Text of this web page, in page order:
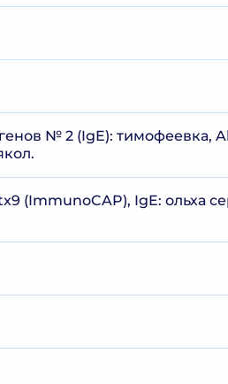
№ 2 (IgE): тимофеевка,
(ImmunoCAP), IgE: ольха